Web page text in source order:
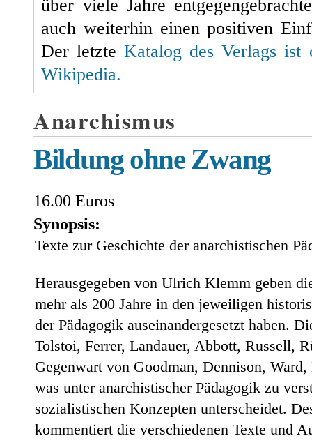
über viele Jahre
auch weiterhin einen positiven
Der letzteKatalog des Verlags ist
Wikipedia.
Anarchismus
Bildung ohne Zwang
16.00 Euros
Synopsis:
Texte zur Geschichte der anarchistischen
Herausgegeben von Ulrich Klemm geben
mehr als 200 Jahre in den jeweiligen
der Pädagogik auseinandergesetzt haben.
Tolstoi, Ferrer, Landauer, Abbott, Russell,
Gegenwart von Goodman, Dennison,
was unter anarchistischer Pädagogik zu
sozialistischen Konzepten unterscheidet.
kommentiert die verschiedenen Texte und